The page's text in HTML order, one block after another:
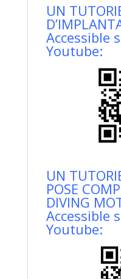
UN
Accessible
Youtube:
UN
POSE
DIVING
Accessible
Youtube: